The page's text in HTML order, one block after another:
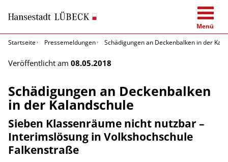
Menü
Startseite
Pressemeldungen Schädigungen an Deckenbalken in der
Veröffentlicht am 08.05.2018
Schädigungen an Deckenbalken
in der Kalandschule
Sieben Klassenräume nicht nutzbar –
Interimslösung in Volkshochschule
Falkenstraße